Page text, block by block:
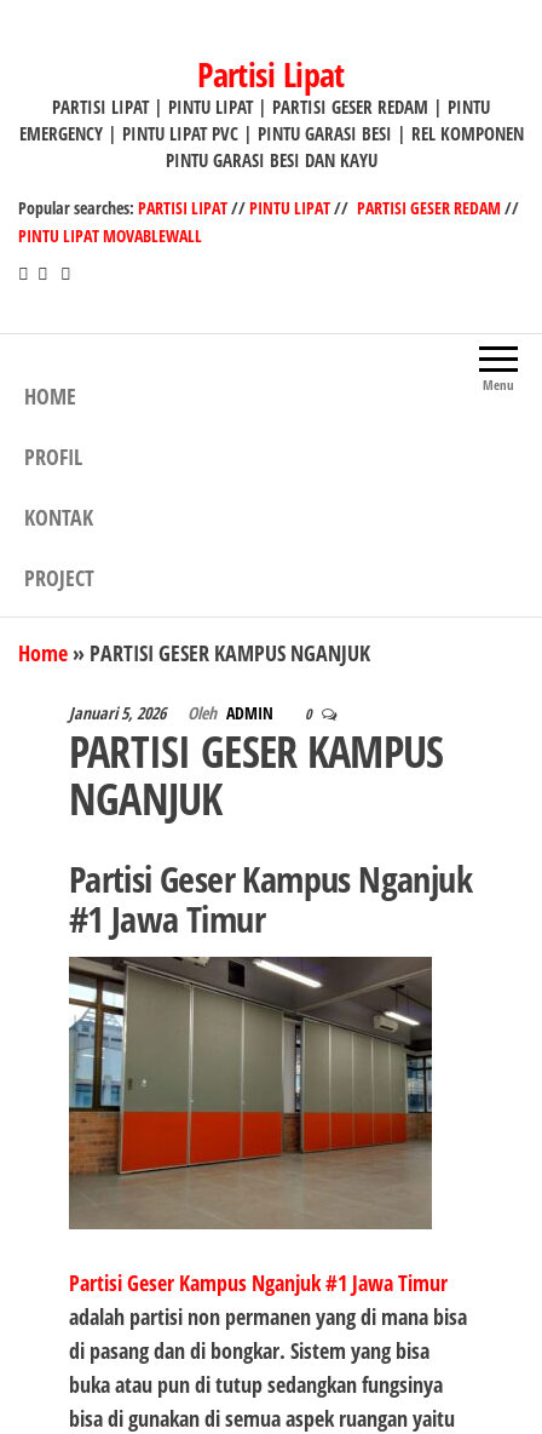
Partisi Lipat
PARTISI LIPAT | PINTU LIPAT | PARTISI GESER REDAM | PINTU
EMERGENCY | PINTU LIPAT PVC | PINTU GARASI BESI | REL KOMPONEN
PINTU GARASI BESI DAN KAYU
Popular searches: PARTISI LIPAT//PINTU LIPAT// PARTISI GESER REDAM//
PINTU LIPAT MOVABLEWALL
Menu
HOME
PROFIL
KONTAK
PROJECT
Home » PARTISI GESER KAMPUS NGANJUK
Januari 5, 2026 Oleh ADMIN 0
PARTISI GESER KAMPUS
NGANJUK
Partisi Geser Kampus Nganjuk
#1 Jawa Timur
Partisi Geser Kampus Nganjuk #1 Jawa Timur
adalah partisi non permanen yang di mana bisa
di pasang dan di bongkar. Sistem yang bisa
buka atau pun di tutup sedangkan fungsinya
bisa di gunakan di semua aspek ruangan yaitu